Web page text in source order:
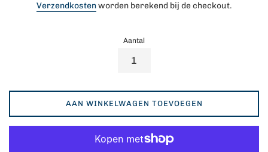
Verzendkostenworden berekend bij de checkout.
Aantal
AAN WINKELWAGEN TOEVOEGEN